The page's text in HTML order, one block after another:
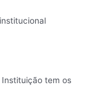
tem os